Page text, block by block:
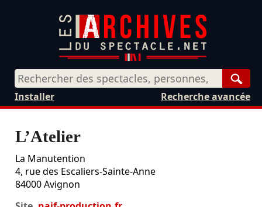
Recherche avancée
Installer
L’Atelier
La Manutention
4, rue des Escaliers-Sainte-Anne
84000 Avignon